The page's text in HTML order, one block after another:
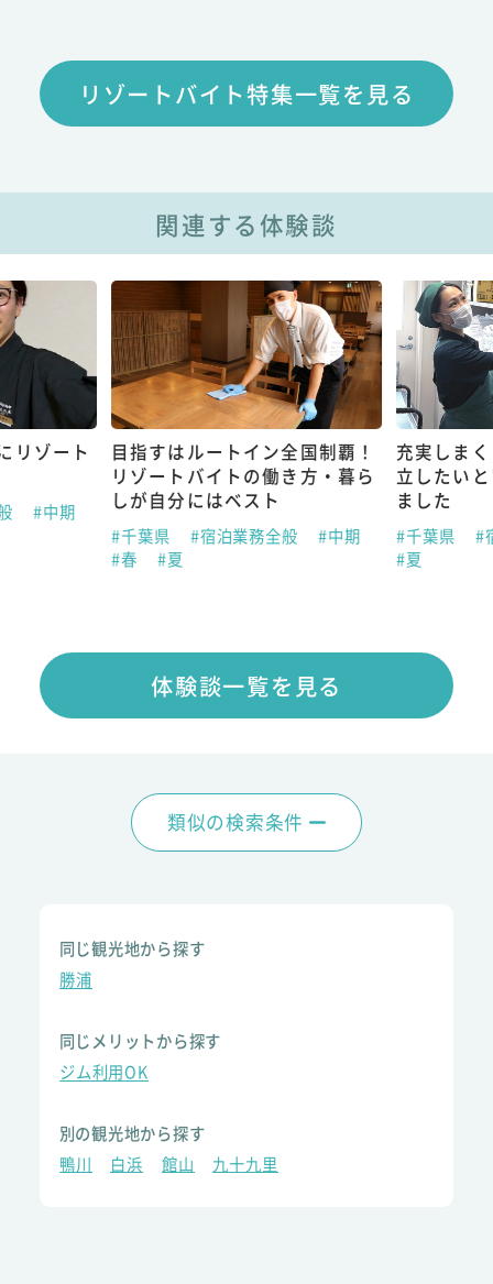
リゾートバイト特集一覧を見る
関連する体験談
リゾート
#中期
目指すはルートイン全国制覇！
リゾートバイトの働き方・暮ら
しが自分にはベスト
#千葉県 #宿泊業務全般
#中期
#春
#夏
充実しま
立したい
ました
#千葉県
#
#夏
体験談一覧を見る
類似の検索条件
同じ観光地から探す
勝浦
同じメリットから探す
ジム利用OK
別の観光地から探す
鴨川
白浜 館山 九十九里